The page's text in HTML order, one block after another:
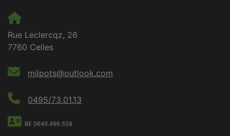
Rue Leclercqz, 26
7760 Celles
milpots@outlook.com
0495/73.01.13
BE 0649.496.558